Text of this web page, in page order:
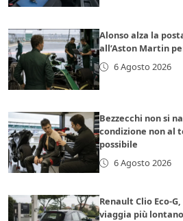
Alonso alza la
all’Aston Martin
6 Agosto 2026
Bezzecchi non si
condizione non al
possibile
6 Agosto 2026
Renault Clio Eco-
viaggia più lontano